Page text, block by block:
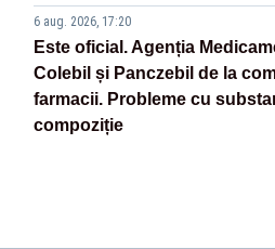
6 aug. 2026, 17:20
Este oficial. Agenția
Colebil și Panczebil de la
farmacii. Probleme cu
compoziție